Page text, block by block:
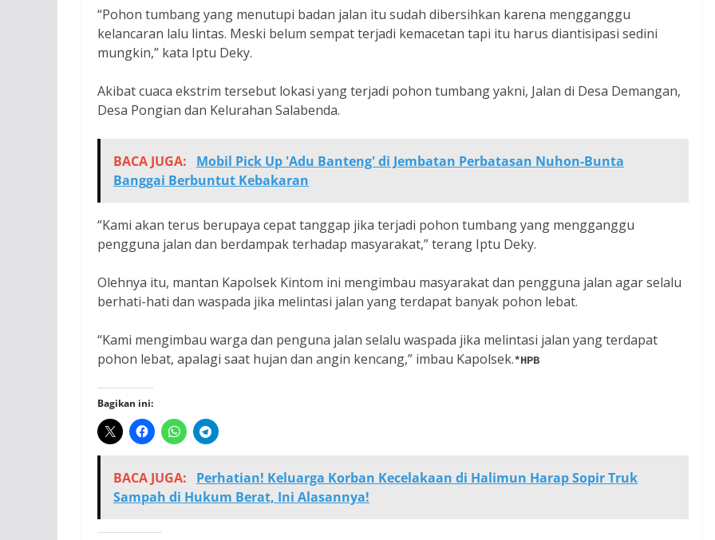
“Pohon tumbang yang menutupi badan jalan itu sudah dibersihkan karena mengganggu
kelancaran lalu lintas. Meski belum sempat terjadi kemacetan tapi itu harus diantisipasi sedini
mungkin,” kata Iptu Deky.
Akibat cuaca ekstrim tersebut lokasi yang terjadi pohon tumbang yakni, Jalan di Desa Demangan,
Desa Pongian dan Kelurahan Salabenda.
BACA JUGA:
Mobil Pick Up 'Adu Banteng' di Jembatan Perbatasan Nuhon-Bunta
Banggai Berbuntut Kebakaran
“Kami akan terus berupaya cepat tanggap jika terjadi pohon tumbang yang mengganggu
pengguna jalan dan berdampak terhadap masyarakat,” terang Iptu Deky.
Olehnya itu, mantan Kapolsek Kintom ini mengimbau masyarakat dan pengguna jalan agar selalu
berhati-hati dan waspada jika melintasi jalan yang terdapat banyak pohon lebat.
“Kami mengimbau warga dan penguna jalan selalu waspada jika melintasi jalan yang terdapat
pohon lebat, apalagi saat hujan dan angin kencang,” imbau Kapolsek.*HPB
Bagikan ini:
BACA JUGA:
Perhatian! Keluarga Korban Kecelakaan di Halimun Harap Sopir Truk
Sampah di Hukum Berat, Ini Alasannya!